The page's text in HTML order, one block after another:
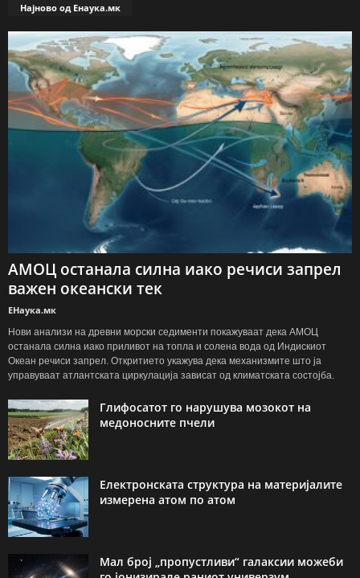
Најново од Енаука.мк
АМОЦ останала силна иако речиси запрел
важен океански тек
ЕНаука.мк
Нови анализи на древни морски седименти покажуваат дека АМОЦ
останала силна иако приливот на топла и солена вода од Индискиот
Океан речиси запрел. Откритието укажува дека механизмите што ја
управуваат атлантската циркулација зависат од климатската состојба.
Глифосатот го нарушува мозокот на
медоносните пчели
Електронската структура на материјалите
измерена атом по атом
Мал број „пропустливи“ галаксии можеби